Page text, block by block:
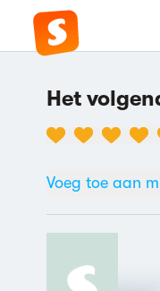
Het
Voeg toe aan